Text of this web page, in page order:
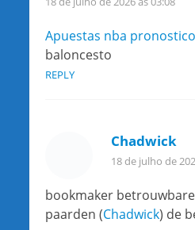
Apuestas nba
baloncesto
REPLY
Chadwick
18 de julho de
bookmaker
paarden (Chadwick) de